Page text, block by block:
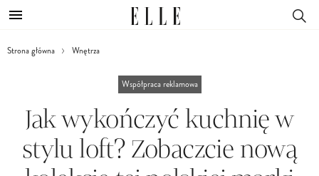
Strona główna Wnętrza
Współpraca reklamowa
Jak wykończyć kuchnię w
stylu loft? Zobaczcie nową